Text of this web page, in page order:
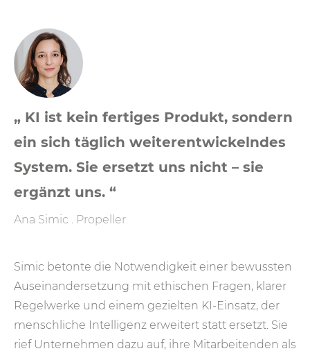
„ KI ist kein fertiges Produkt, sondern
ein sich täglich weiterentwickelndes
System. Sie ersetzt uns nicht – sie
ergänzt uns. “
Ana Simic . Propeller
Simic betonte die Notwendigkeit einer bewussten
Auseinandersetzung mit ethischen Fragen, klarer
Regelwerke und einem gezielten KI-Einsatz, der
menschliche Intelligenz erweitert statt ersetzt. Sie
rief Unternehmen dazu auf, ihre Mitarbeitenden als